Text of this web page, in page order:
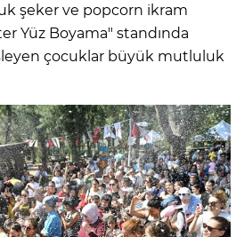
şeker ve popcorn ikram
Yüz Boyama" standında
çocuklar büyük mutluluk